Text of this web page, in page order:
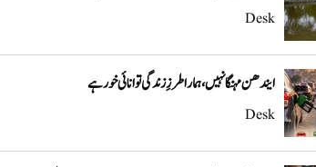
Desk
ایندھن مہنگا نہیں، ہمارا طرزِ زندگی توانائی خور ہے
Desk